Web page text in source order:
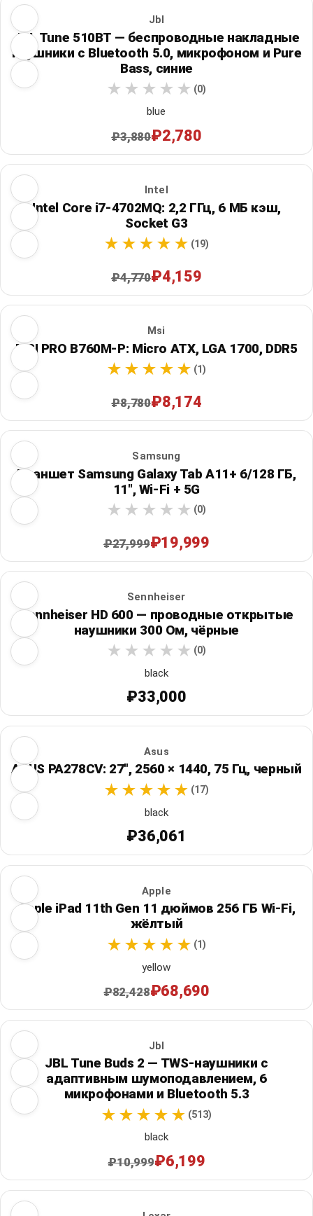
Jbl
JBL Tune 510BT — беспроводные накладные
наушники с Bluetooth 5.0, микрофоном и Pure
Bass, синие
(0)
blue
₽3,880₽2,780
Intel
Intel Core i7-4702MQ: 2,2 ГГц, 6 МБ кэш,
Socket G3
(19)
₽4,770₽4,159
Msi
MSI PRO B760M-P: Micro ATX, LGA 1700, DDR5
(1)
₽8,780₽8,174
Samsung
Планшет Samsung Galaxy Tab A11+ 6/128 ГБ,
11", Wi‑Fi + 5G
(0)
₽27,999₽19,999
Sennheiser
Sennheiser HD 600 — проводные открытые
наушники 300 Ом, чёрные
(0)
black
₽33,000
Asus
ASUS PA278CV: 27", 2560 × 1440, 75 Гц, черный
(17)
black
₽36,061
Apple
Apple iPad 11th Gen 11 дюймов 256 ГБ Wi‑Fi,
жёлтый
(1)
yellow
₽82,428₽68,690
Jbl
JBL Tune Buds 2 — TWS-наушники с
адаптивным шумоподавлением, 6
микрофонами и Bluetooth 5.3
(513)
black
₽10,999₽6,199